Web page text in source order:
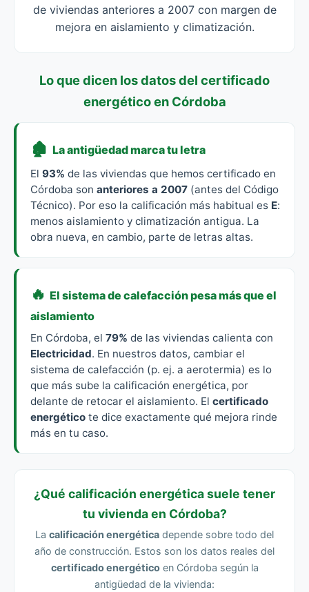
de viviendas anteriores a 2007 con margen de
mejora en aislamiento y climatización.
Lo que dicen los datos del certificado
energético en Córdoba
🏚️ La antigüedad marca tu letra
El 93% de las viviendas que hemos certificado en
Córdoba son anteriores a 2007 (antes del Código
Técnico). Por eso la calificación más habitual es E:
menos aislamiento y climatización antigua. La
obra nueva, en cambio, parte de letras altas.
🔥 El sistema de calefacción pesa más que el
aislamiento
En Córdoba, el 79% de las viviendas calienta con
Electricidad. En nuestros datos, cambiar el
sistema de calefacción (p. ej. a aerotermia) es lo
que más sube la calificación energética, por
delante de retocar el aislamiento. El certificado
energético te dice exactamente qué mejora rinde
más en tu caso.
¿Qué calificación energética suele tener
tu vivienda en Córdoba?
La calificación energética depende sobre todo del
año de construcción. Estos son los datos reales del
certificado energéticoen Córdoba según la
antigüedad de la vivienda: